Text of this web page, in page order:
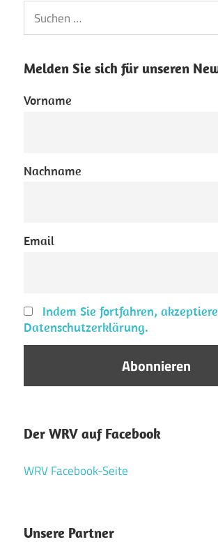
Suchen
nach:
Melden Sie sich für unseren
Vorname
Nachname
Email
Indem Sie fortfahren,
Datenschutzerklärung.
Der WRV auf Facebook
WRV Facebook-Seite
Unsere Partner